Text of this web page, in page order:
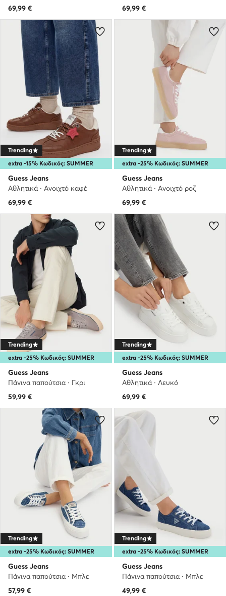
69,99 €
69,99 €
extra -15% Κωδικός: SUMMER
Trending
Guess Jeans
Αθλητικά · Ανοιχτό καφέ
69,99 €
extra -25% Κωδικός: SUMMER
Trending
Guess Jeans
Αθλητικά · Ανοιχτό ροζ
69,99 €
extra -25% Κωδικός: SUMMER
Trending
Guess Jeans
Πάνινα παπούτσια · Γκρι
59,99 €
extra -25% Κωδικός: SUMMER
Trending
Guess Jeans
Αθλητικά · Λευκό
69,99 €
extra -25% Κωδικός: SUMMER
Trending
Guess Jeans
Πάνινα παπούτσια · Μπλε
57,99 €
extra -25% Κωδικός: SUMMER
Trending
Guess Jeans
Πάνινα παπούτσια · Μπλε
49,99 €